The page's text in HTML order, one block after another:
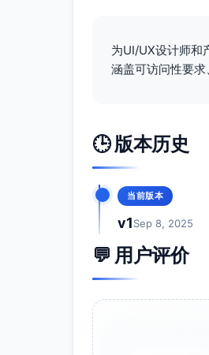
动画时长应
为UI/UX设计师和
涵盖可访问性要求
🕒 版本历史
当前版本
v1Sep 8, 2025
💬 用户评价